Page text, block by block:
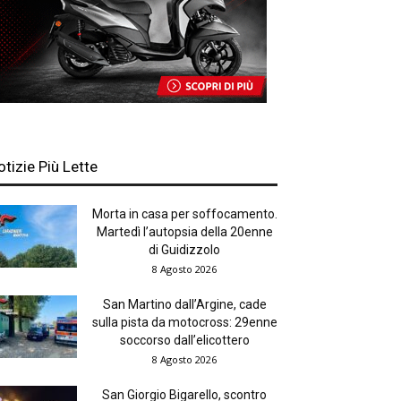
Più Lette
Morta in casa per soffocamento.
Martedì l’autopsia della 20enne
di Guidizzolo
8 Agosto 2026
San Martino dall’Argine, cade
sulla pista da motocross: 29enne
soccorso dall’elicottero
8 Agosto 2026
San Giorgio Bigarello, scontro